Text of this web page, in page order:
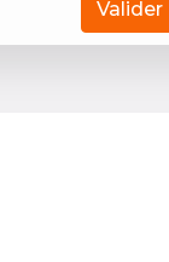
Valider